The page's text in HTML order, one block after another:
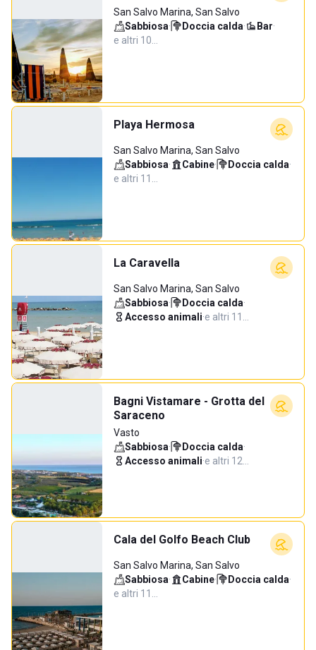
San Salvo Marina, San Salvo
Sabbiosa· Doccia calda· Bar·
e altri 10…
Playa Hermosa
San Salvo Marina, San Salvo
Sabbiosa· Cabine· Doccia calda·
e altri 11…
La Caravella
San Salvo Marina, San Salvo
Sabbiosa· Doccia calda·
Accesso animali·e altri 11…
Bagni Vistamare - Grotta del
Saraceno
Vasto
Sabbiosa· Doccia calda·
Accesso animali·e altri 12…
Cala del Golfo Beach Club
San Salvo Marina, San Salvo
Sabbiosa· Cabine· Doccia calda·
e altri 11…